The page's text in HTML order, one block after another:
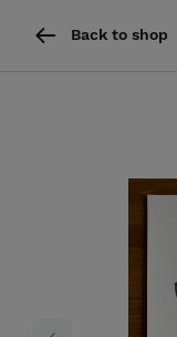
Back to shop